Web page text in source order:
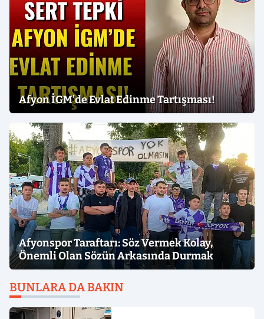
Afyon İGM’de Evlat Edinme Tartışması!
Afyonspor Taraftarı: Söz Vermek Kolay,
Önemli Olan Sözün Arkasında Durmak
BUNLARA DA BAKIN